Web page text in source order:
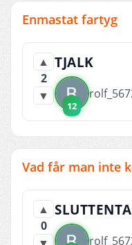
Enmastat fartyg
▲
2
▼
TJALK
12
Vad får man inte
▲
0
SLUTTENTA